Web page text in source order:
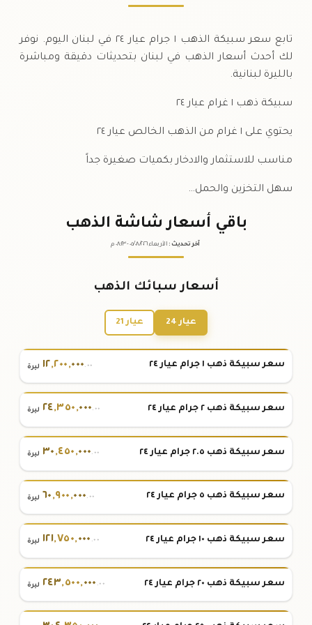
تابع سعر سبيكة الذهب ١ جرام عيار ٢٤ في لبنان اليوم. نوفر
لك أحدث أسعار الذهب في لبنان بتحديثات دقيقة ومباشرة
بالليرة لبنانية.
سبيكة ذهب ١ غرام عيار ٢٤
يحتوي على ١ غرام من الذهب الخالص عيار ٢٤
مناسب للاستثمار والادخار بكميات صغيرة جداً
سهل التخزين والحمل…
باقي أسعار شاشة الذهب
آخر تحديث : الأربعاء ٠٥ /٠٨/٢٠٢٦ - ٠٨:٢٣م
أسعار سبائك الذهب
عيار 24 عيار 21
سعر سبيكة ذهب ١ جرام عيار ٢٤ ١٢,٢٠٠,٠٠٠.٠٠ ليرة
سعر سبيكة ذهب ٢ جرام عيار ٢٤ ٢٤,٣٥٠,٠٠٠.٠٠ ليرة
سعر سبيكة ذهب ٢.٥ جرام عيار ٢٤ ٣٠,٤٥٠,٠٠٠.٠٠ ليرة
سعر سبيكة ذهب ٥ جرام عيار ٢٤ ٦٠,٩٠٠,٠٠٠.٠٠ ليرة
سعر سبيكة ذهب ١٠ جرام عيار ٢٤ ١٢١,٧٥٠,٠٠٠ .٠٠ ليرة
سعر سبيكة ذهب ٢٠ جرام عيار ٢٤ ٢٤٣,٥٠٠,٠٠٠ .٠٠ ليرة